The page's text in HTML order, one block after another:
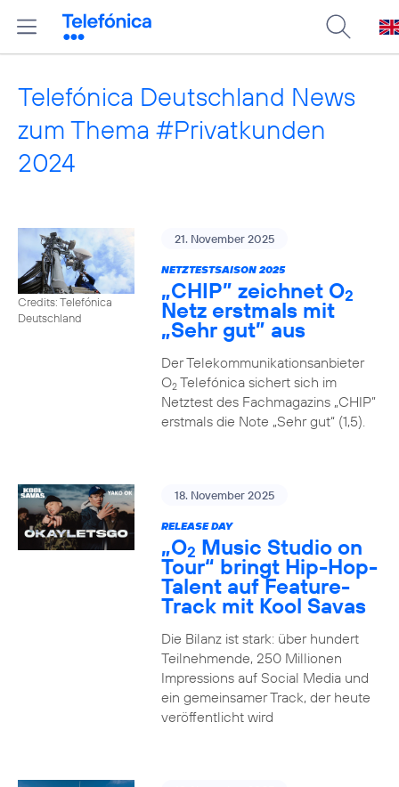
Telefónica Deutschland News
zum Thema #Privatkunden
2024
Credits: Telefónica
Deutschland
21. November 2025
NETZTESTSAISON 2025
„CHIP” zeichnet O2
Netz erstmals mit
„Sehr gut” aus
Der Telekommunikationsanbieter
O2Telefónica sichert sich im
Netztest des Fachmagazins „CHIP”
erstmals die Note „Sehr gut“ (1,5).
18. November 2025
RELEASE DAY
„O2 Music Studio on
Tour“ bringt Hip-Hop-
Talent auf Feature-
Track mit Kool Savas
Die Bilanz ist stark: über hundert
Teilnehmende, 250 Millionen
Impressions auf Social Media und
ein gemeinsamer Track, der heute
veröffentlicht wird